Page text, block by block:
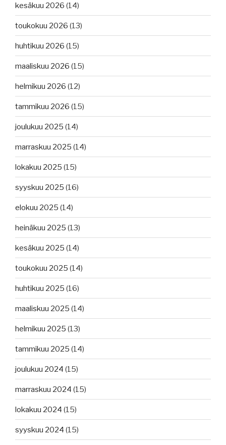
kesäkuu 2026 (14)
toukokuu 2026 (13)
huhtikuu 2026 (15)
maaliskuu 2026 (15)
helmikuu 2026 (12)
tammikuu 2026 (15)
joulukuu 2025 (14)
marraskuu 2025 (14)
lokakuu 2025 (15)
syyskuu 2025 (16)
elokuu 2025 (14)
heinäkuu 2025 (13)
kesäkuu 2025 (14)
toukokuu 2025 (14)
huhtikuu 2025 (16)
maaliskuu 2025 (14)
helmikuu 2025 (13)
tammikuu 2025 (14)
joulukuu 2024 (15)
marraskuu 2024 (15)
lokakuu 2024 (15)
syyskuu 2024 (15)